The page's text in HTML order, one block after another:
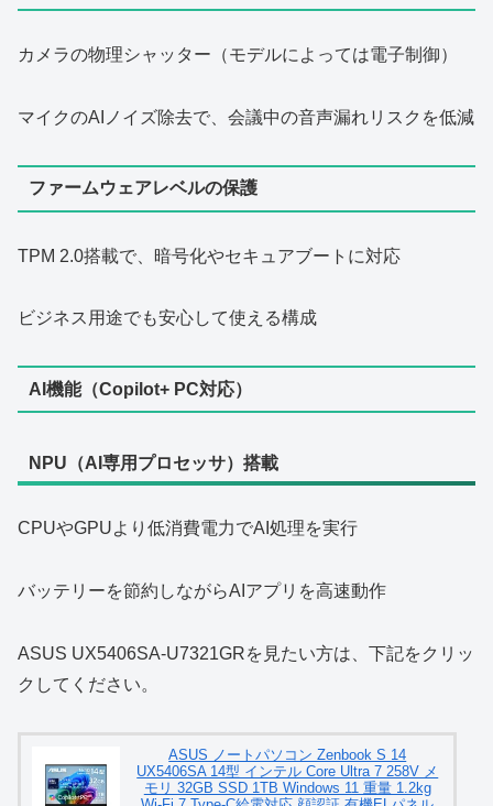
カメラの物理シャッター（モデルによっては電子制御）
マイクのAIノイズ除去で、会議中の音声漏れリスクを低減
ファームウェアレベルの保護
TPM 2.0搭載で、暗号化やセキュアブートに対応
ビジネス用途でも安心して使える構成
AI機能（Copilot+ PC対応）
NPU（AI専用プロセッサ）搭載
CPUやGPUより低消費電力でAI処理を実行
バッテリーを節約しながらAIアプリを高速動作
ASUS UX5406SA-U7321GRを見たい方は、下記をクリッ
クしてください。
ASUS ノートパソコン Zenbook S 14
UX5406SA 14型 インテル Core Ultra 7 258V メ
モリ 32GB SSD 1TB Windows 11 重量 1.2kg